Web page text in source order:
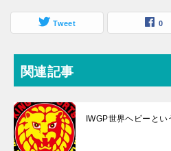
Tweet 0
関連記事
IWGP世界ヘビーとい